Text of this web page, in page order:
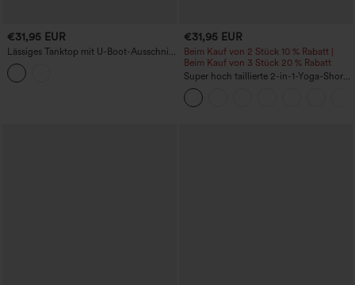
€31,95 EUR
Lässiges Tanktop mit U-Boot-Ausschnitt
und gerafftem, drapiertem Rückenteil
€31,95 EUR
Beim Kauf von 2 Stück 10 % Rabatt |
Beim Kauf von 3 Stück 20 % Rabatt
Super hoch taillierte 2-in-1-Yoga-Shorts
mit Gesäßtasche und Seitentasche-
längere Länge